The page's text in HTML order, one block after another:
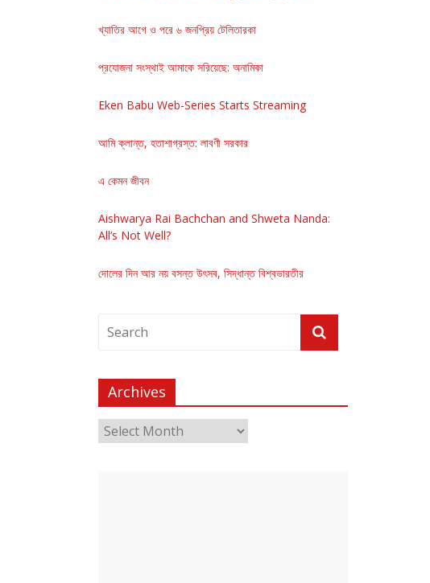
খ্যাতির আগে ও পরে ৬ জনপ্রিয় টেলিতারকা
প্রযোজনা সংস্থাই আমাকে সরিয়েছে: অনামিকা
Eken Babu Web-Series Starts Streaming
আমি ক্লান্ত, হতাশাগ্রস্ত: লাবণী সরকার
এ কেমন জীবন
Aishwarya Rai Bachchan and Shweta Nanda:
All’s Not Well?
দোলের দিন আর নয় বসন্ত উৎসব, সিদ্ধান্ত বিশ্বভারতীর
Archives